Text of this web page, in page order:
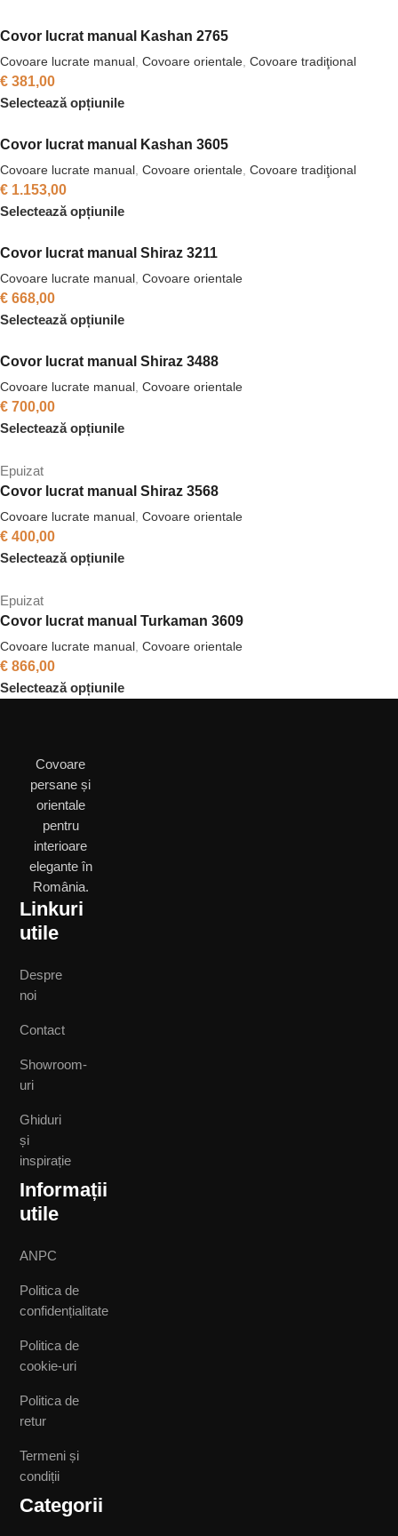
Covor lucrat manual Kashan 2765
Covoare lucrate manual Covoare orientale Covoare tradiţional
€ 381,00
Selectează opțiunile
Covor lucrat manual Kashan 3605
Covoare lucrate manual Covoare orientale Covoare tradiţional
€ 1.153,00
Selectează opțiunile
Covor lucrat manual Shiraz 3211
Covoare lucrate manual Covoare orientale
€ 668,00
Selectează opțiunile
Covor lucrat manual Shiraz 3488
Covoare lucrate manual Covoare orientale
€ 700,00
Selectează opțiunile
Epuizat
Covor lucrat manual Shiraz 3568
Covoare lucrate manual Covoare orientale
€ 400,00
Selectează opțiunile
Epuizat
Covor lucrat manual Turkaman 3609
Covoare lucrate manual Covoare orientale
€ 866,00
Selectează opțiunile
Covoare
persane și
orientale
pentru
interioare
elegante în
România.
Linkuri
utile
Despre
noi
Contact
Showroom-
uri
Ghiduri
și
inspirație
Informații
utile
ANPC
Politica de
confidențialitate
Politica de
cookie-uri
Politica de
retur
Termeni și
condiții
Categorii